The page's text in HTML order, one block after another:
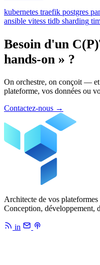
kubernetes traefik postgres
ansible vitess tidb sharding
Besoin d'un
hands-on » ?
On orchestre, on conçoit —
plateforme, vos données ou
Contactez-nous →
Architecte de vos
Conception, développement,
in